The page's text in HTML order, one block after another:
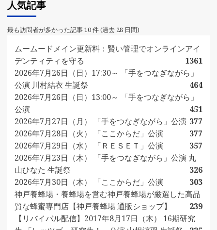
人気記事
最も訪問者が多かった記事 10 件 (過去 28 日間)
ムームードメイン更新料：賢い管理でオンラインアイ
デンティティを守る
1361
2026年7月26日（日）17:30～ 「手をつなぎながら」
公演 川村結衣 生誕祭
464
2026年7月26日（日）13:00～ 「手をつなぎながら」
公演
451
2026年7月27日（月） 「手をつなぎながら」公演 377
2026年7月28日（火） 「ここからだ」公演
377
2026年7月29日（水） 「ＲＥＳＥＴ」公演
357
2026年7月23日（木） 「手をつなぎながら」公演 丸
山ひなた 生誕祭
326
2026年7月30日（木） 「ここからだ」公演
303
神戸養蜂場・養蜂場を営む神戸養蜂場が厳選した高品
質な蜂蜜専門店【神戸養蜂場 通販ショップ】
239
【リバイバル配信】2017年8月17日（木） 16期研究